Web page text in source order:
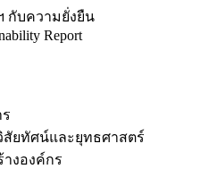
กับความยั่งยืน
Report
สัยทัศน์และยุทธศาสตร์
างองค์กร